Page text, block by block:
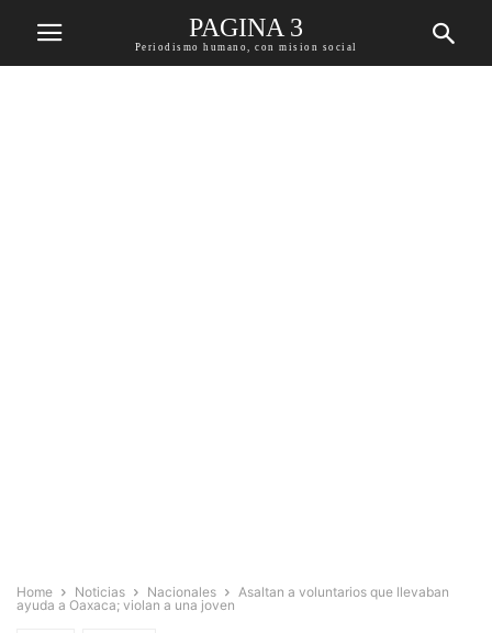
PAGINA 3
Periodismo humano, con mision social
Home Noticias Nacionales
Asaltan a voluntarios que llevaban
ayuda a Oaxaca; violan a una joven